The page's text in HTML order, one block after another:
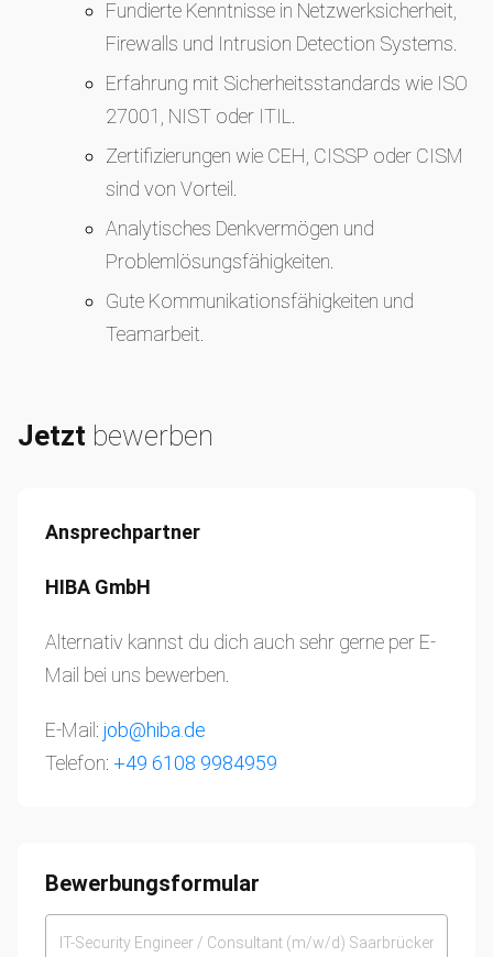
Fundierte Kenntnisse in Netzwerksicherheit,
Firewalls und Intrusion Detection Systems.
Erfahrung mit Sicherheitsstandards wie ISO
27001, NIST oder ITIL.
Zertifizierungen wie CEH, CISSP oder CISM
sind von Vorteil.
Analytisches Denkvermögen und
Problemlösungsfähigkeiten.
Gute Kommunikationsfähigkeiten und
Teamarbeit.
Jetzt bewerben
Ansprechpartner
HIBA GmbH
Alternativ kannst du dich auch sehr gerne per E-
Mail bei uns bewerben.
E-Mail: job@hiba.de
Telefon: +49 6108 9984959
Bewerbungsformular